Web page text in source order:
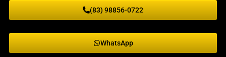
(83) 98856-0722
WhatsApp